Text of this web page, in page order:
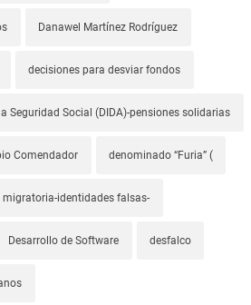
Danawel Martínez Rodríguez
decisiones para desviar fondos
Seguridad Social (DIDA)-pensiones solidarias
Comendador denominado “Furia” (
identidades falsas-
Desarrollo de Software desfalco